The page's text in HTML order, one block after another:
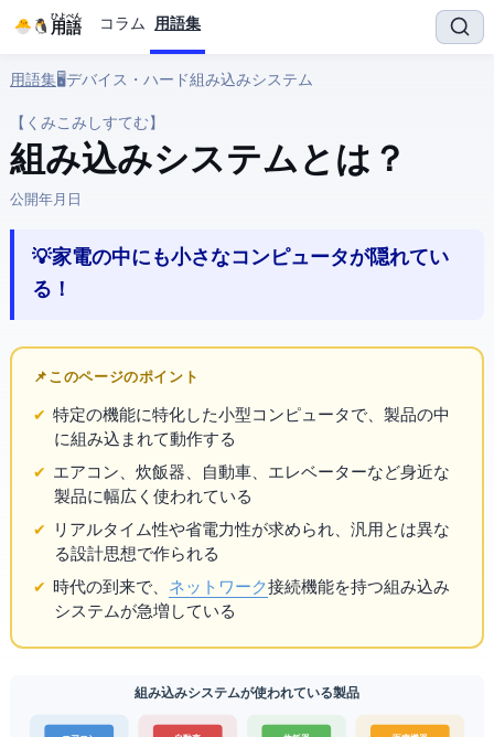
IT用語
ひよぺん コラム 用語集
用語集› 🖥️ デバイス・ハード › 組み込みシステム
【くみこみしすてむ】
組み込みシステム とは？
公開:2026年3月25日
💡 家電の中にも小さなコンピュータが隠れてい
る！
📌 このページのポイント
特定の機能に特化した小型コンピュータで、製品の中
に組み込まれて動作する
エアコン、炊飯器、自動車、エレベーターなど身近な
製品に幅広く使われている
リアルタイム性や省電力性が求められ、汎用PCとは異な
る設計思想で作られる
時代の到来で、 ネットワーク接続機能を持つ組み込み
システムが急増している
組み込みシステムが使われている製品